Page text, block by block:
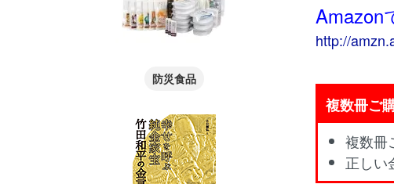
Amazon
http://
複数冊ご
複数冊
正しい
防災食品